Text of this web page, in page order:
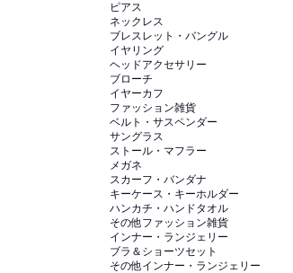
ピアス
ネックレス
ブレスレット・バングル
イヤリング
ヘッドアクセサリー
ブローチ
イヤーカフ
ファッション雑貨
ベルト・サスペンダー
サングラス
ストール・マフラー
メガネ
スカーフ・バンダナ
キーケース・キーホルダー
ハンカチ・ハンドタオル
その他ファッション雑貨
インナー・ランジェリー
ブラ＆ショーツセット
その他インナー・ランジェリー